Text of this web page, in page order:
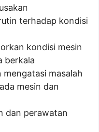
terhadap kondisi
kondisi mesin
berkala
masalah
mesin dan
dan perawatan